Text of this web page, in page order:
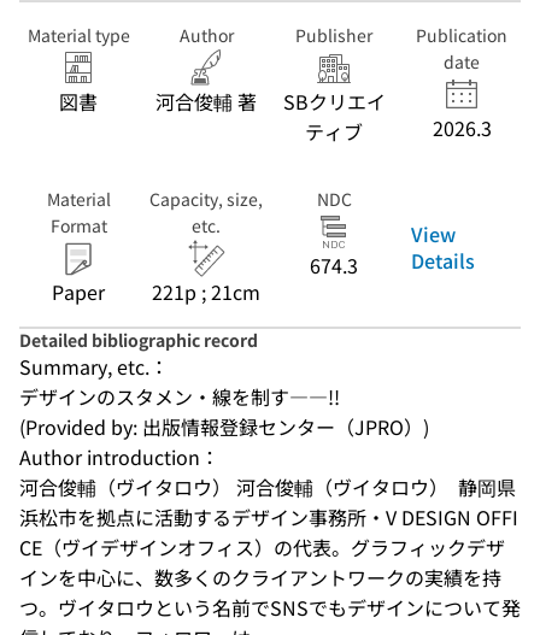
Material type
図書
Author
河合俊輔 著
Publisher
SBクリエイ
ティブ
Publication
date
2026.3
Material
Format
Paper
Capacity, size,
etc.
221p ; 21cm
NDC
674.3
View
Details
Detailed bibliographic record
Summary, etc.：
デザインのスタメン・線を制す――!!
(Provided by: 出版情報登録センター（JPRO）)
Author introduction：
河合俊輔（ヴイタロウ） 河合俊輔（ヴイタロウ）  静岡県
浜松市を拠点に活動するデザイン事務所・V DESIGN OFFI
CE（ヴイデザインオフィス）の代表。グラフィックデザ
インを中心に、数多くのクライアントワークの実績を持
つ。ヴイタロウという名前でSNSでもデザインについて発